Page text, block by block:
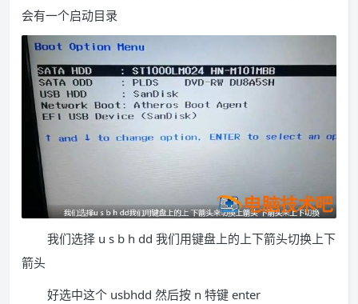
会有一个启动目录
我们选择 u s b h dd 我们用键盘上的上下箭头切换上下
箭头
好选中这个 usbhdd 然后按 n 特键 enter